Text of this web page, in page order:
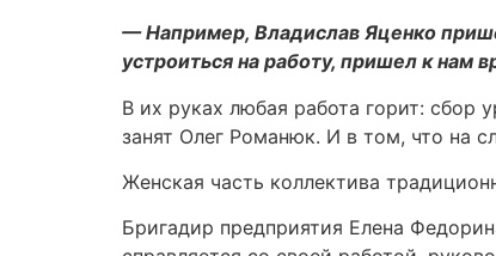
— Например, Владислав Яценко
устроиться на работу, пришел к нам
В их руках любая работа горит: сбор
занят Олег Романюк. И в том, что на
Женская часть коллектива
Бригадир предприятия Елена